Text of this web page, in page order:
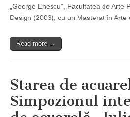
„George Enescu”, Facultatea de Arte
Design (2003), cu un Masterat în
Read more →
Starea de
Simpozionul